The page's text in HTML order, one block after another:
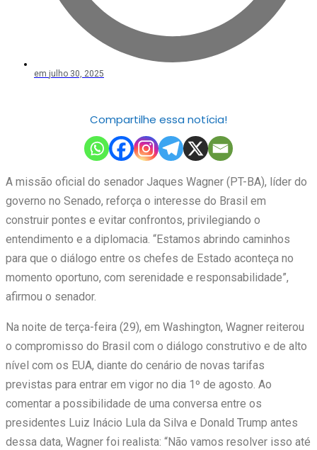
em julho 30, 2025
Compartilhe essa notícia!
A missão oficial do senador Jaques Wagner (PT-BA), líder do
governo no Senado, reforça o interesse do Brasil em
construir pontes e evitar confrontos, privilegiando o
entendimento e a diplomacia. “Estamos abrindo caminhos
para que o diálogo entre os chefes de Estado aconteça no
momento oportuno, com serenidade e responsabilidade”,
afirmou o senador.
Na noite de terça-feira (29), em Washington, Wagner reiterou
o compromisso do Brasil com o diálogo construtivo e de alto
nível com os EUA, diante do cenário de novas tarifas
previstas para entrar em vigor no dia 1º de agosto. Ao
comentar a possibilidade de uma conversa entre os
presidentes Luiz Inácio Lula da Silva e Donald Trump antes
dessa data, Wagner foi realista: “Não vamos resolver isso até